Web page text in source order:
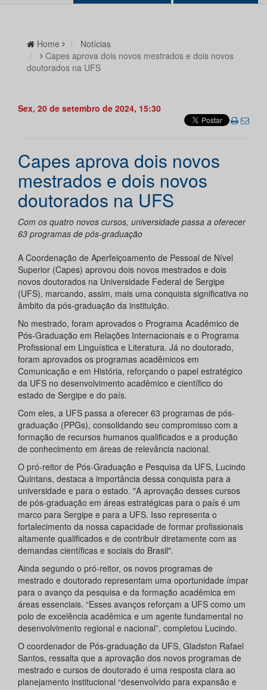
Home
Notícias
Capes aprova dois novos mestrados e dois novos
doutorados na UFS
Sex, 20 de setembro de 2024, 15:30
Capes aprova dois novos
mestrados e dois novos
doutorados na UFS
Com os quatro novos cursos, universidade passa a oferecer
63 programas de pós-graduação
A Coordenação de Aperfeiçoamento de Pessoal de Nível
Superior (Capes) aprovou dois novos mestrados e dois
novos doutorados na Universidade Federal de Sergipe
(UFS), marcando, assim, mais uma conquista significativa no
âmbito da pós-graduação da instituição.
No mestrado, foram aprovados o Programa Acadêmico de
Pós-Graduação em Relações Internacionais e o Programa
Profissional em Linguística e Literatura. Já no doutorado,
foram aprovados os programas acadêmicos em
Comunicação e em História, reforçando o papel estratégico
da UFS no desenvolvimento acadêmico e científico do
estado de Sergipe e do país.
Com eles, a UFS passa a oferecer 63 programas de pós-
graduação (PPGs), consolidando seu compromisso com a
formação de recursos humanos qualificados e a produção
de conhecimento em áreas de relevância nacional.
O pró-reitor de Pós-Graduação e Pesquisa da UFS, Lucindo
Quintans, destaca a importância dessa conquista para a
universidade e para o estado. "A aprovação desses cursos
de pós-graduação em áreas estratégicas para o país é um
marco para Sergipe e para a UFS. Isso representa o
fortalecimento da nossa capacidade de formar profissionais
altamente qualificados e de contribuir diretamente com as
demandas científicas e sociais do Brasil".
Ainda segundo o pró-reitor, os novos programas de
mestrado e doutorado representam uma oportunidade ímpar
para o avanço da pesquisa e da formação acadêmica em
áreas essenciais. “Esses avanços reforçam a UFS como um
polo de excelência acadêmica e um agente fundamental no
desenvolvimento regional e nacional”, completou Lucindo.
O coordenador de Pós-graduação da UFS, Gladston Rafael
Santos, ressalta que a aprovação dos novos programas de
mestrado e cursos de doutorado é uma resposta clara ao
planejamento institucional “desenvolvido para expansão e